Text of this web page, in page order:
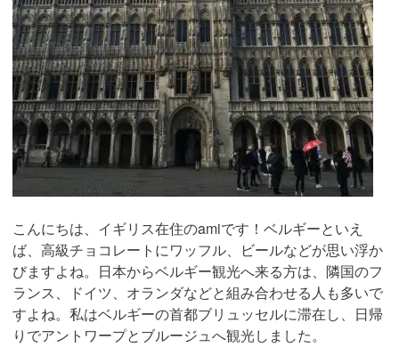
こんにちは、イギリス在住のamiです！ベルギーといえ
ば、高級チョコレートにワッフル、ビールなどが思い浮か
びますよね。日本からベルギー観光へ来る方は、隣国のフ
ランス、ドイツ、オランダなどと組み合わせる人も多いで
すよね。私はベルギーの首都ブリュッセルに滞在し、日帰
りでアントワープとブルージュへ観光しました。